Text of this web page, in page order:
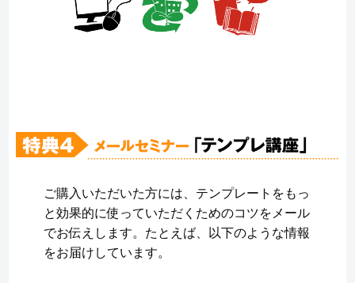
ご購入いただいた方には、テンプレートをもっ
と効果的に使っていただくためのコツをメール
でお伝えします。たとえば、以下のような情報
をお届けしています。